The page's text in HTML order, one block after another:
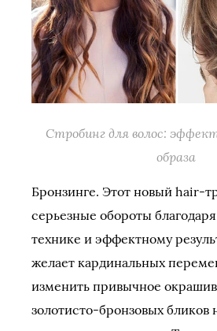
Стробинг для волос:
образа
Бронзинге. Этот новый hair-
серьезные обороты
технике и эффектному
желает кардинальных
изменить привычное
золотисто-бронзовых бликов